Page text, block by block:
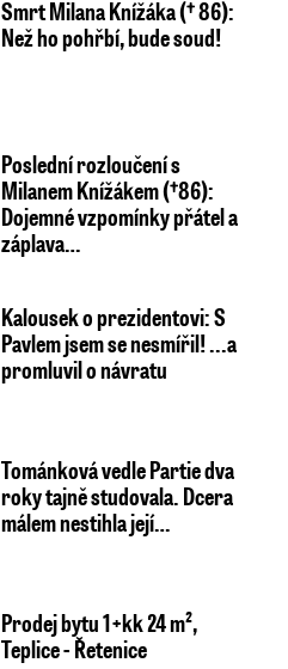
Smrt Milana Knížáka († 86):
Než ho pohřbí, bude soud!
Poslední rozloučení s
Milanem Knížákem (†86):
Dojemné vzpomínky přátel a
záplava…
Kalousek o prezidentovi: S
Pavlem jsem se nesmířil! ...a
promluvil o návratu
Tománková vedle Partie dva
roky tajně studovala. Dcera
málem nestihla její…
Prodej bytu 1+kk 24 m²,
Teplice - Řetenice